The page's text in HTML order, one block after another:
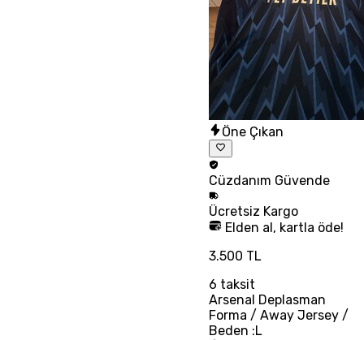
Öne Çıkan
Cüzdanım Güvende
Ücretsiz Kargo
Elden al, kartla öde!
3.500 TL
6 taksit
Arsenal Deplasman
Forma / Away Jersey /
Beden :L